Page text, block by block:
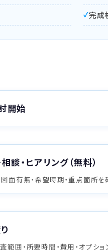
完成
開始
談・ヒアリング（無料）
面有無・希望時期・重点箇所を
囲・所要時間・費用・オプショ